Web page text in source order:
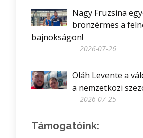
Nagy Fruzsina
bronzérmes a
bajnokságon!
2026-07-26
Oláh Levente a
a nemzetközi
2026-07-25
Támogatóink: